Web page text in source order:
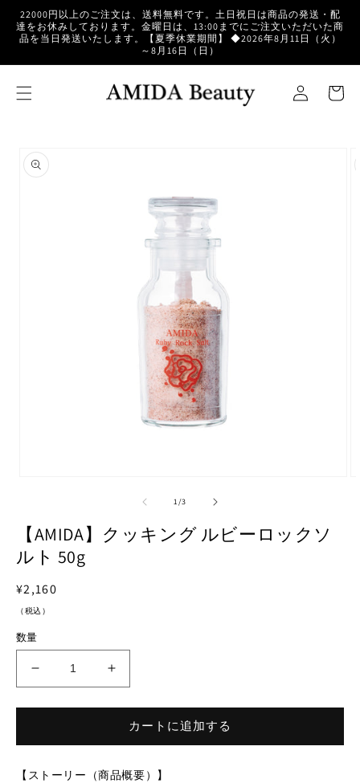
ンツに
進む
22000円以上のご注文は、送料無料です。土日祝日は商品の発送・配
達をお休みしております。金曜日は、13:00までにご注文いただいた商
品を当日発送いたします。【夏季休業期間】 ◆2026年8月11日（火）
～8月16日（日）
グ
イ
カ
ー
報にス
キップ
ル
で
メ
ィ
(1)
開
く
1/の
3
【AMIDA】クッキング ルビーロックソ
ルト 50g
通
常
格
¥2,160
（税込）
数量
【AMIDA】
グ
【AMIDA】
グ
カートに追加する
【 ストーリー（商品概要）】